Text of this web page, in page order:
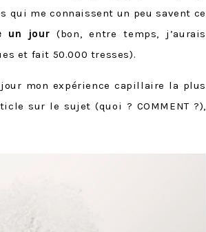
qui me connaissent un peu savent ce
un jour(bon, entre temps, j’aurais
et fait 50.000 tresses).
mon expérience capillaire la plus
sur le sujet (quoi ? COMMENT ?),